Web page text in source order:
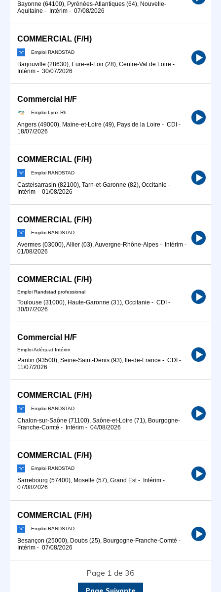
Bayonne (64100), Pyrénées-Atlantiques (64), Nouvelle-
Aquitaine - Intérim - 07/08/2026
COMMERCIAL (F/H)
Emploi RANDSTAD
Barjouville (28630), Eure-et-Loir (28), Centre-Val de Loire -
Intérim - 30/07/2026
Commercial H/F
Emploi Lynx Rh
Angers (49000), Maine-et-Loire (49), Pays de la Loire - CDI -
18/07/2026
COMMERCIAL (F/H)
Emploi RANDSTAD
Castelsarrasin (82100), Tarn-et-Garonne (82), Occitanie -
Intérim - 01/08/2026
COMMERCIAL (F/H)
Emploi RANDSTAD
Avermes (03000), Allier (03), Auvergne-Rhône-Alpes - Intérim -
01/08/2026
COMMERCIAL (F/H)
Emploi Randstad professional
Toulouse (31000), Haute-Garonne (31), Occitanie - CDI -
30/07/2026
Commercial H/F
Emploi Adéquat Intérim
Pantin (93500), Seine-Saint-Denis (93), Île-de-France - CDI -
11/07/2026
COMMERCIAL (F/H)
Emploi RANDSTAD
Chalon-sur-Saône (71100), Saône-et-Loire (71), Bourgogne-
Franche-Comté - Intérim - 04/08/2026
COMMERCIAL (F/H)
Emploi RANDSTAD
Sarrebourg (57400), Moselle (57), Grand Est- Intérim -
07/08/2026
COMMERCIAL (F/H)
Emploi RANDSTAD
Besançon (25000), Doubs (25), Bourgogne-Franche-Comté -
Intérim - 07/08/2026
Page 1 de 36